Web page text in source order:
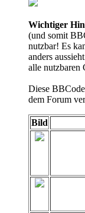
Wichtiger
(und somit
nutzbar! Es
anders
alle nutzbaren
Diese
dem Forum
Bild